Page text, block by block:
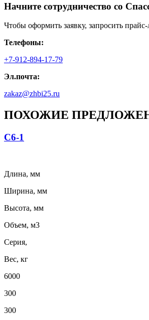
Начните сотрудничество со
Чтобы оформить заявку, запросить
Телефоны:
+7-912-894-17-79
Эл.почта:
zakaz@zhbi25.ru
ПОХОЖИЕ
С6-1
Длина, мм
Ширина, мм
Высота, мм
Объем, м3
Серия,
Вес, кг
6000
300
300